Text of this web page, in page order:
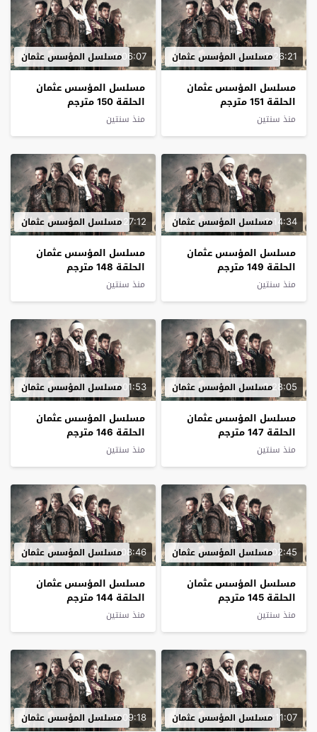
2:26:21مسلسل المؤسس عثمان
مسلسل المؤسس عثمان
الحلقة 151 مترجم
منذ سنتين
2:06:07مسلسل المؤسس عثمان
مسلسل المؤسس عثمان
الحلقة 150 مترجم
منذ سنتين
2:14:34مسلسل المؤسس عثمان
مسلسل المؤسس عثمان
الحلقة 149 مترجم
منذ سنتين
2:27:12مسلسل المؤسس عثمان
مسلسل المؤسس عثمان
الحلقة 148 مترجم
منذ سنتين
2:28:05مسلسل المؤسس عثمان
مسلسل المؤسس عثمان
الحلقة 147 مترجم
منذ سنتين
2:01:53مسلسل المؤسس عثمان
مسلسل المؤسس عثمان
الحلقة 146 مترجم
منذ سنتين
2:02:45مسلسل المؤسس عثمان
مسلسل المؤسس عثمان
الحلقة 145 مترجم
منذ سنتين
2:08:46مسلسل المؤسس عثمان
مسلسل المؤسس عثمان
الحلقة 144 مترجم
منذ سنتين
2:11:07مسلسل المؤسس عثمان 2:09:18مسلسل المؤسس عثمان